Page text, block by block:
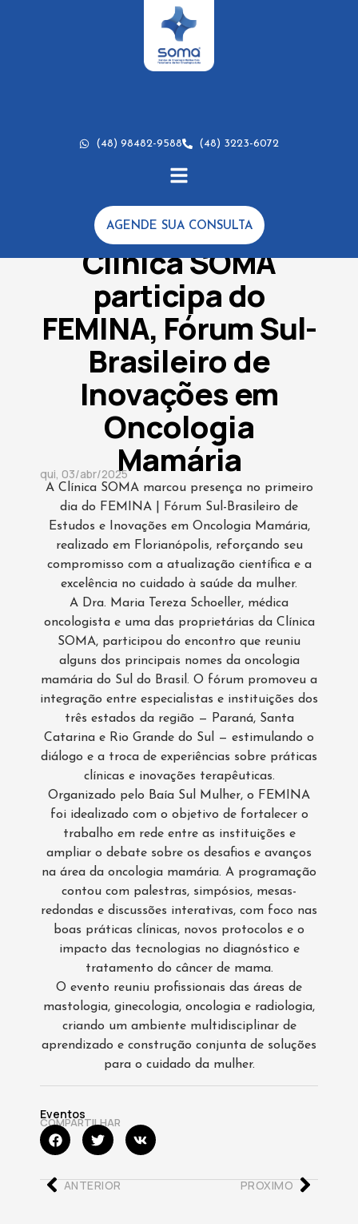
(48) 98482-9588 (48) 3223-6072
AGENDE SUA CONSULTA
EVENTOS
Clínica SOMA
participa do
FEMINA, Fórum Sul-
Brasileiro de
Inovações em
Oncologia
Mamária
qui, 03/abr/2025
A Clínica SOMA marcou presença no primeiro
dia do FEMINA | Fórum Sul-Brasileiro de
Estudos e Inovações em Oncologia Mamária,
realizado em Florianópolis, reforçando seu
compromisso com a atualização científica e a
excelência no cuidado à saúde da mulher.
A Dra. Maria Tereza Schoeller, médica
oncologista e uma das proprietárias da Clínica
SOMA, participou do encontro que reuniu
alguns dos principais nomes da oncologia
mamária do Sul do Brasil. O fórum promoveu a
integração entre especialistas e instituições dos
três estados da região — Paraná, Santa
Catarina e Rio Grande do Sul — estimulando o
diálogo e a troca de experiências sobre práticas
clínicas e inovações terapêuticas.
Organizado pelo Baía Sul Mulher, o FEMINA
foi idealizado com o objetivo de fortalecer o
trabalho em rede entre as instituições e
ampliar o debate sobre os desafios e avanços
na área da oncologia mamária. A programação
contou com palestras, simpósios, mesas-
redondas e discussões interativas, com foco nas
boas práticas clínicas, novos protocolos e o
impacto das tecnologias no diagnóstico e
tratamento do câncer de mama.
O evento reuniu profissionais das áreas de
mastologia, ginecologia, oncologia e radiologia,
criando um ambiente multidisciplinar de
aprendizado e construção conjunta de soluções
para o cuidado da mulher.
Eventos
COMPARTILHAR
ANTERIOR PROXIMO